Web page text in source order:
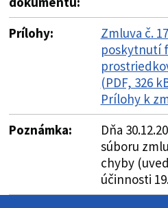
Prílohy:
Zmluva č.
poskytnutí
(PDF, 326
Prílohy k
Poznámka:
Dňa
súboru
chyby
účinnosti